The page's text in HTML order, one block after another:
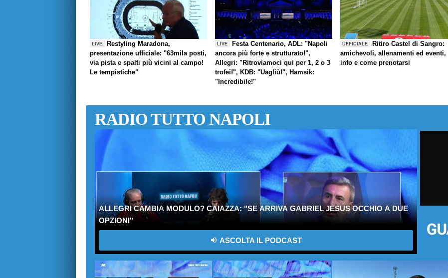
LIVE
Restyling Maradona,
presentazione ufficiale: "63mila posti,
via pista e spalti più vicini al campo!
Le tempistiche"
LIVE
Festa Centenario, ADL: "Napoli
ancora più forte e strutturato!",
Allegri: "Ritroviamoci qui per 1, 2 o 3
trofei!", KDB: "Uagliù!", Hamsik:
"Incredibile!"
UFFICIALE
Ritiro Castel di Sangro:
amichevoli, allenamenti ed eventi,
info e come prenotarsi
RADIO TUTTO NAPOLI
ALLEGRI CAMBIA MODULO? CAIAZZA: "SE ARRIVA GABRIEL JESUS OCCHIO A DUE
OPZIONI"
ASCOLTA IL PODCAST